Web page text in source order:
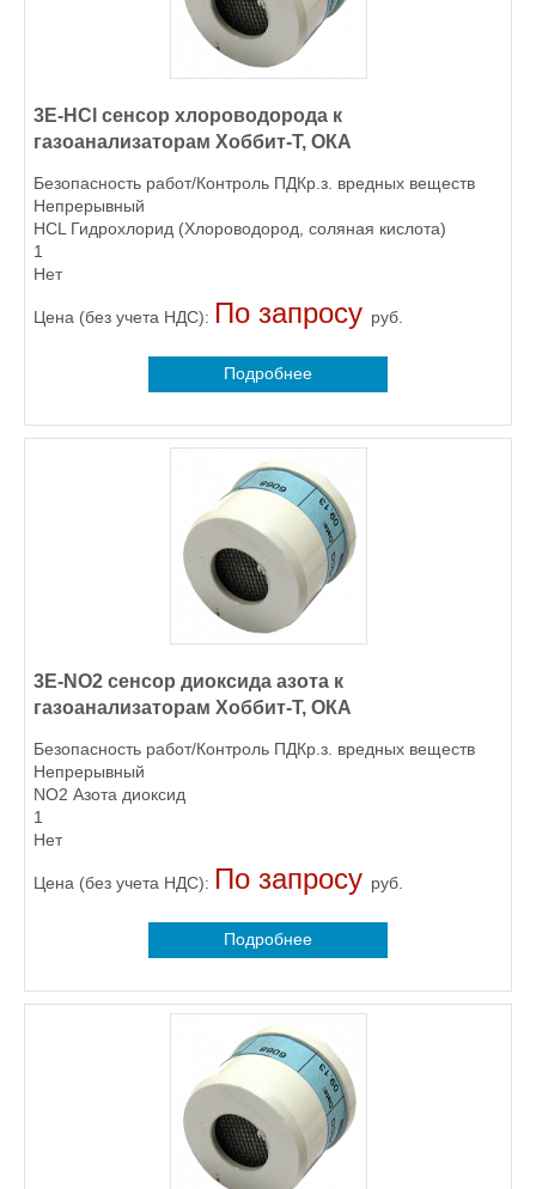
3E-HCl сенсор хлороводорода к
газоанализаторам Хоббит-Т, ОКА
Безопасность работ/Контроль ПДКр.з. вредных веществ
Непрерывный
HCL Гидрохлорид (Хлороводород, соляная кислота)
1
Нет
Цена (без учета НДС): По запросу руб.
Подробнее
3E-NО2 сенсор диоксида азота к
газоанализаторам Хоббит-Т, ОКА
Безопасность работ/Контроль ПДКр.з. вредных веществ
Непрерывный
NO2 Азота диоксид
1
Нет
Цена (без учета НДС): По запросу руб.
Подробнее